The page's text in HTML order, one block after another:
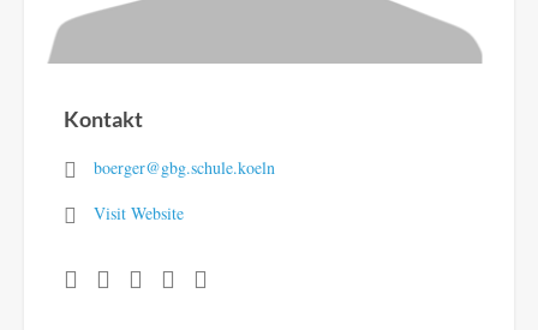
Kontakt
boerger@gbg.schule.koeln
Visit Website